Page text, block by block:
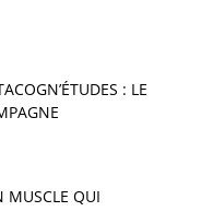
: LE
MUSCLE QUI